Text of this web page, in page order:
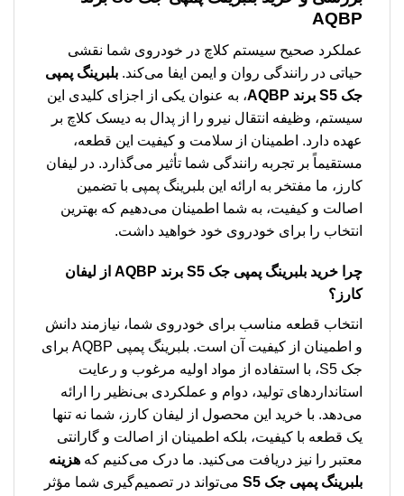
AQBP
عملکرد صحیح سیستم کلاچ در خودروی شما نقشی
حیاتی در رانندگی روان و ایمن ایفا می‌کند. بلبرینگ پمپی
جک S5 برند AQBP
، به عنوان یکی از اجزای کلیدی این
سیستم، وظیفه انتقال نیرو را از پدال به دیسک کلاچ بر
عهده دارد. اطمینان از سلامت و کیفیت این قطعه،
مستقیماً بر تجربه رانندگی شما تأثیر می‌گذارد. در لیفان
کارز، ما مفتخر به ارائه این بلبرینگ پمپی با تضمین
اصالت و کیفیت، به شما اطمینان می‌دهیم که بهترین
انتخاب را برای خودروی خود خواهید داشت.
چرا خرید بلبرینگ پمپی جک S5 برند AQBP
از لیفان
کارز؟
انتخاب قطعه مناسب برای خودروی شما، نیازمند دانش
و اطمینان از کیفیت آن است. بلبرینگ پمپی AQBP برای
جک S5، با استفاده از مواد اولیه مرغوب و رعایت
استانداردهای تولید، دوام و عملکردی بی‌نظیر را ارائه
می‌دهد. با خرید این محصول از لیفان کارز، شما نه تنها
یک قطعه با کیفیت، بلکه اطمینان از اصالت و گارانتی
معتبر را نیز دریافت می‌کنید. ما درک می‌کنیم که هزینه
بلبرینگ پمپی جک S5
می‌تواند در تصمیم‌گیری شما مؤثر